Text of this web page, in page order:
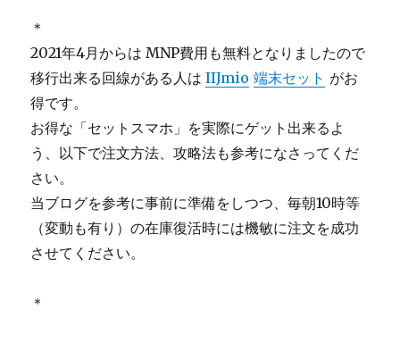
＊
2021年4月からは MNP費用も無料となりましたので
移行出来る回線がある人はIIJmio 端末セット がお
得です。
お得な「セットスマホ」を実際にゲット出来るよ
う、以下で注文方法、攻略法も参考になさってくだ
さい。
当ブログを参考に事前に準備をしつつ、毎朝10時等
（変動も有り）の在庫復活時には機敏に注文を成功
させてください。
＊